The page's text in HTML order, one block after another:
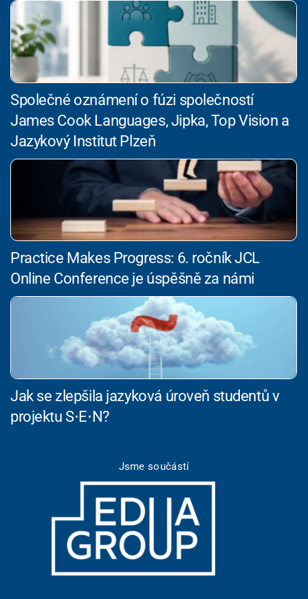
Společné oznámení o fúzi společností
James Cook Languages, Jipka, Top Vision a
Jazykový Institut Plzeň
Practice Makes Progress: 6. ročník JCL
Online Conference je úspěšně za námi
Jak se zlepšila jazyková úroveň studentů v
projektu S⋅E⋅N?
Jsme součástí